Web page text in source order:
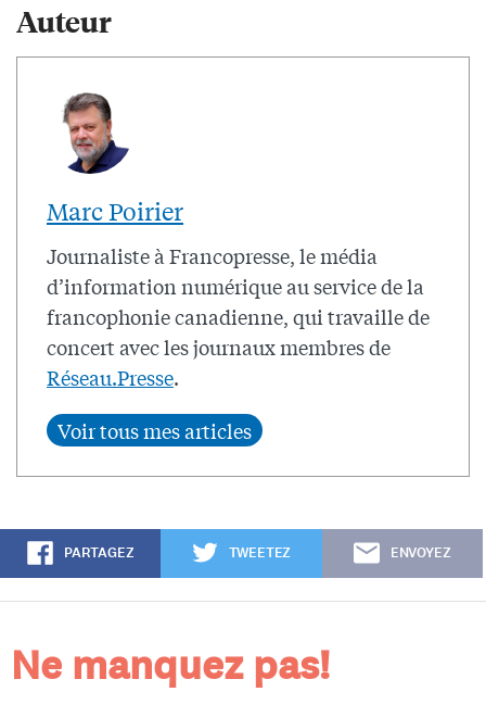
Auteur
Marc Poirier
Journaliste à Francopresse, le média
d’information numérique au service de la
francophonie canadienne, qui travaille de
concert avec les journaux membres de
Réseau.Presse.
PARTAGEZ TWEETEZ ENVOYEZ
Ne manquez pas!